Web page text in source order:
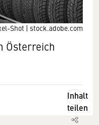
Shot | stock.adobe.com
Österreich
Inhalt
teilen